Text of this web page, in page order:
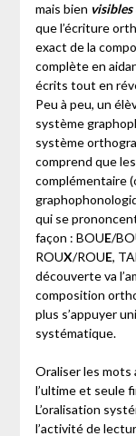
mais bien visibles
que l’écriture
exact de la
complète en
écrits tout en
Peu à peu, un
système
système
comprend que
complémentaire
qui se
façon : BOUE/
ROUX/ROUE,
découverte va
composition
plus s’appuyer
systématique.
Oraliser les
l’ultime et seule
L’oralisation
l’activité de